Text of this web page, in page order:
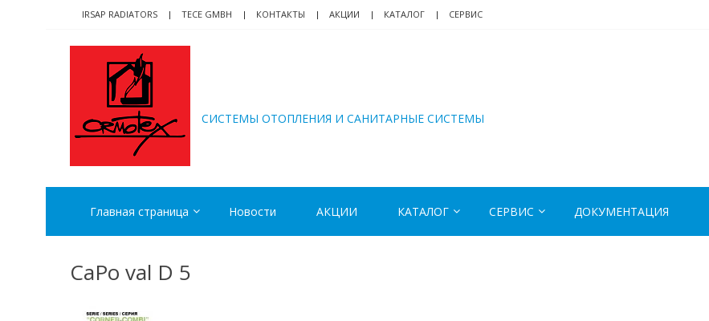
navigation
content
IRSAP RADIATORS TECE GMBH КОНТАКТЫ АКЦИИ КАТАЛОГ СЕРВИС
CИСТЕМЫ ОТОПЛЕНИЯ И САНИТАРНЫЕ СИСТЕМЫ
Главная страница Новости АКЦИИ КАТАЛОГ СЕРВИС ДОКУМЕНТАЦИЯ
CaPo val D 5